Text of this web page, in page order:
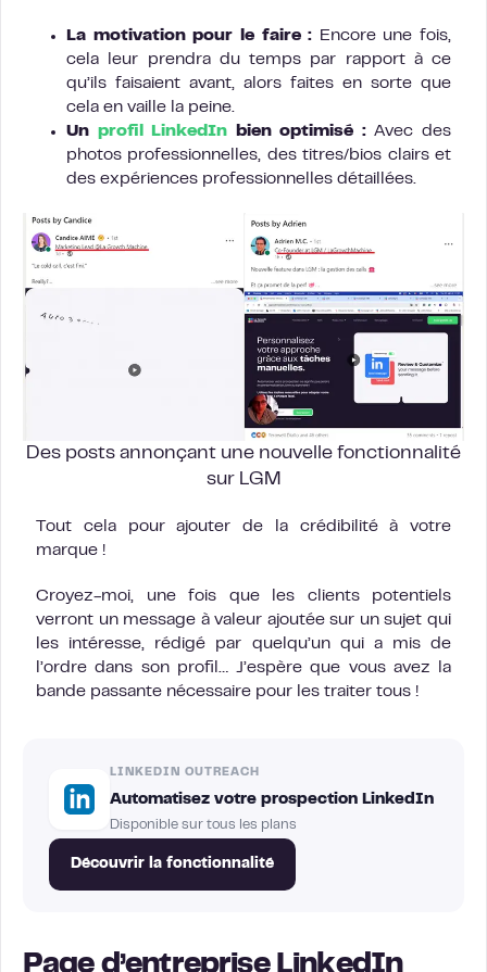
La motivation pour le faire : Encore une fois,
cela leur prendra du temps par rapport à ce
qu’ils faisaient avant, alors faites en sorte que
cela en vaille la peine.
Un profil LinkedIn bien optimisé :Avec des
photos professionnelles, des titres/bios clairs et
des expériences professionnelles détaillées.
Des posts annonçant une nouvelle fonctionnalité
sur LGM
Tout cela pour ajouter de la crédibilité à votre
marque !
Croyez-moi, une fois que les clients potentiels
verront un message à valeur ajoutée sur un sujet qui
les intéresse, rédigé par quelqu’un qui a mis de
l’ordre dans son profil… J’espère que vous avez la
bande passante nécessaire pour les traiter tous !
LINKEDIN OUTREACH
Automatisez votre prospection LinkedIn
Disponible sur tous les plans
Découvrir la fonctionnalité
Page d’entreprise LinkedIn